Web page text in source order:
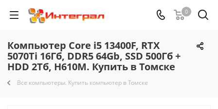
0
Компьютер Core i5 13400F, RTX
5070Ti 16Гб, DDR5 64Gb, SSD 500Гб +
HDD 2Тб, H610M. Купить в Томске
Все компьютеры. Купить компьютер в Томске